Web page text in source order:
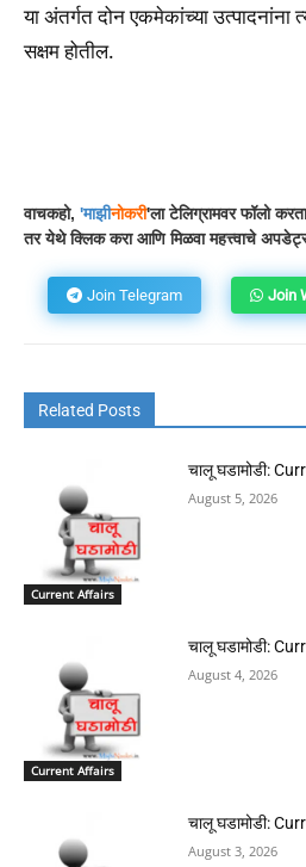
या अंतर्गत दोन एकमेकांच्या उत्पादनांना
सक्षम होतील.
वाचकहो, 'माझीनोकरी'ला टेलिग्रामवर फॉलो
तर येथे क्लिक करा आणि मिळवा महत्त्वाचे
Join Telegram Join
Related Posts
Current Affairs
चालू घडामोडी:
August 5, 2026
Current Affairs
चालू घडामोडी:
August 4, 2026
चालू घडामोडी:
August 3, 2026